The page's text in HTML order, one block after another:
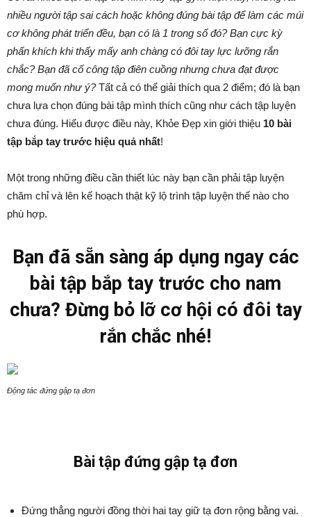
nhiều người tập sai cách hoặc không đúng bài tập để làm các múi
cơ không phát triển đều, bạn có là 1 trong số đó? Bạn cực kỳ
phấn khích khi thấy mấy anh chàng có đôi tay lực lưỡng rắn
chắc? Bạn đã cố công tập điên cuồng nhưng chưa đạt được
mong muốn như ý?Tất cả có thể giải thích qua 2 điểm; đó là bạn
chưa lựa chọn đúng bài tập mình thích cũng như cách tập luyện
chưa đúng. Hiểu được điều này, Khỏe Đẹp xin giới thiệu 10 bài
tập bắp tay trước hiệu quả nhất!
Một trong những điều cần thiết lúc này bạn cần phải tập luyện
chăm chỉ và lên kế hoạch thật kỹ lộ trình tập luyện thế nào cho
phù hợp.
Bạn đã sẵn sàng áp dụng ngay các
bài tập bắp tay trước cho nam
chưa? Đừng bỏ lỡ cơ hội có đôi tay
rắn chắc nhé!
Động tác đứng gập tạ đơn
Bài tập đứng gập tạ đơn
Đứng thẳng người đồng thời hai tay giữ tạ đơn rộng bằng vai.